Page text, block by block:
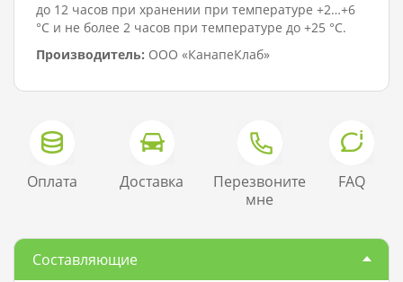
до 12 часов при хранении при температуре +2…+6
°C и не более 2 часов при температуре до +25 °C.
Производитель: ООО «КанапеКлаб»
Составляющие
Оплата Доставка
Перезвоните
мне
FAQ